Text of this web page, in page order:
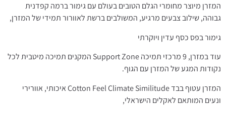
המזרן מיוצר מחומרי הגלם הטובים בעולם עם גימור ברמה קפדנית
גבוהה, שילוב צבעים מרגיע, המשולבים ברשת לאוורור תמידי של המזרן,
גימור בפס כסף עדין ויוקרתי
עוד במזרן, 9 מרכזי תמיכה Support Zone המקנים תמיכה מיטבית לכל
נקודות המגע של המזרן עם הגוף.
המזרן עטוף בבד Cotton Feel Climate Similitude איכותי, אוורירי
ונעים המותאם לאקלים הישראלי,